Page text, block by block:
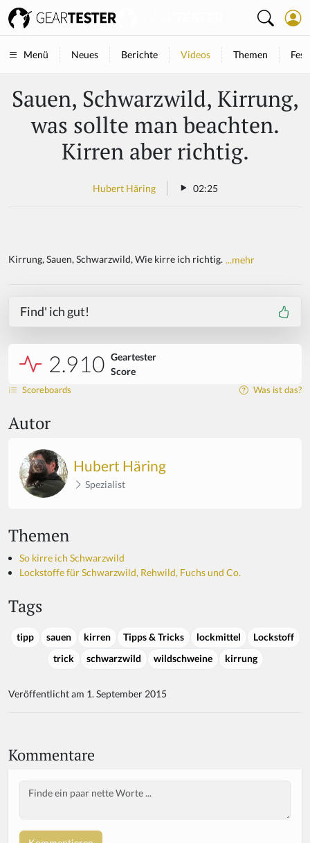
Menü Neues Berichte Videos Themen
Sauen, Schwarzwild, Kirrung,
was sollte man beachten.
Kirren aber richtig.
Hubert Häring 02:25
Kirrung, Sauen, Schwarzwild, Wie kirre ich richtig. ...mehr
Find' ich gut!
2.910 Geartester
Score
Scoreboards Was ist das?
Autor
Hubert Häring
Spezialist
Themen
So kirre ich Schwarzwild
Lockstoffe für Schwarzwild, Rehwild, Fuchs und Co.
Tags
tipp sauen kirren Tipps & Tricks lockmittel
Lockstoff
trick
schwarzwild wildschweine kirrung
Veröffentlicht am 1. September 2015
Kommentare
Body